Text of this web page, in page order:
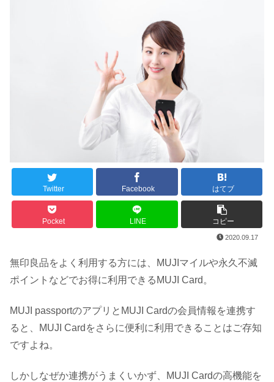
Twitter Facebook はてブ
Pocket LINE コピー
2020.09.17
無印良品をよく利用する方には、MUJIマイルや永久不滅
ポイントなどでお得に利用できるMUJI Card。
MUJI passportのアプリとMUJI Cardの会員情報を連携す
ると、MUJI Cardをさらに便利に利用できることはご存知
ですよね。
しかしなぜか連携がうまくいかず、MUJI Cardの高機能を